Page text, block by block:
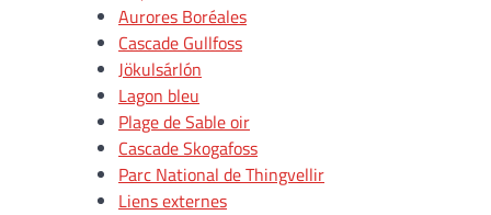
Aurores Boréales
Cascade Gullfoss
Jökulsárlón
Lagon bleu
Plage de Sable oir
Cascade Skogafoss
Parc National de Thingvellir
Liens externes